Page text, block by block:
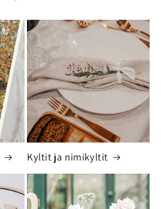
Kyltit ja nimikyltit